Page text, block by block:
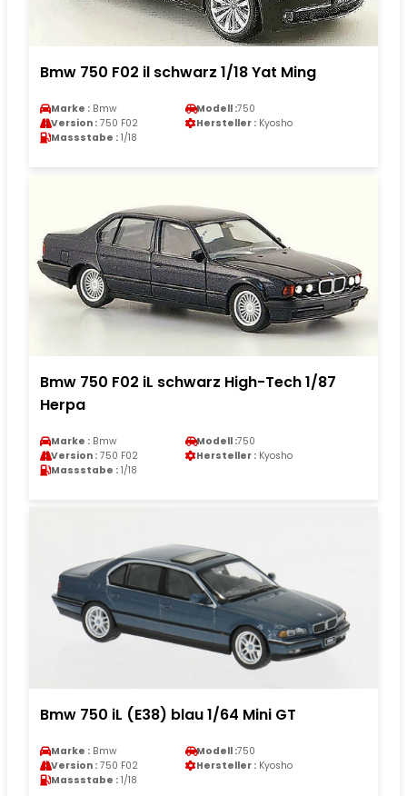
Bmw 750 F02 il schwarz 1/18 Yat Ming
Marke : Bmw Modell :750
Version : 750 F02 Hersteller : Kyosho
Massstabe : 1/18
Bmw 750 F02 iL schwarz High-Tech 1/87
Herpa
Marke : Bmw Modell :750
Version : 750 F02 Hersteller : Kyosho
Massstabe : 1/18
Bmw 750 iL (E38) blau 1/64 Mini GT
Marke : Bmw Modell :750
Version : 750 F02 Hersteller : Kyosho
Massstabe : 1/18